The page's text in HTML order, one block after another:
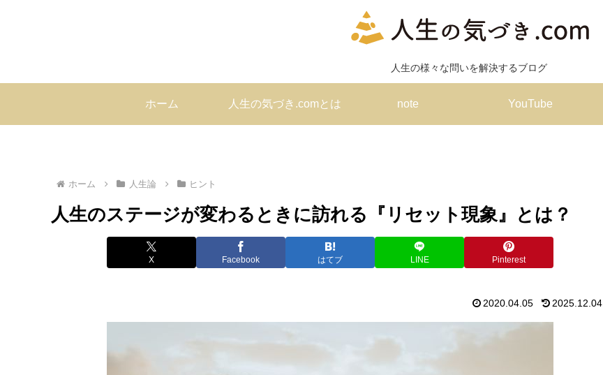
人生の様々な問いを解決するブログ
ホーム 人生の気づき.comとは note YouTube
ホーム 人生論 ヒント
人生のステージが変わるときに訪れる『リセット現象』とは？
X Facebook はてブ LINE Pinterest
2020.04.05 2025.12.04